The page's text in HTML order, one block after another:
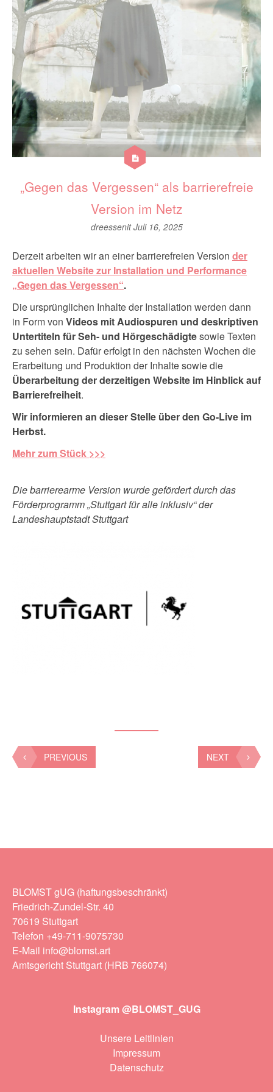
„Gegen das Vergessen“ als barrierefreie
Version im Netz
dreessenitJuli 16, 2025
Derzeit arbeiten wir an einer barrierefreien Version der
aktuellen Website zur Installation und Performance
„Gegen das Vergessen“.
Die ursprünglichen Inhalte der Installation werden dann
in Form von Videos mit Audiospuren und deskriptiven
Untertiteln für Seh- und Hörgeschädigtesowie Texten
zu sehen sein. Dafür erfolgt in den nächsten Wochen die
Erarbeitung und Produktion der Inhalte sowie die
Überarbeitung der derzeitigen Website im Hinblick auf
Barrierefreiheit.
Wir informieren an dieser Stelle über den Go-Live im
Herbst.
Mehr zum Stück >>>
Die barrierearme Version wurde gefördert durch das
Förderprogramm „Stuttgart für alle inklusiv“ der
Landeshauptstadt Stuttgart
PREVIOUS NEXT
BLOMST gUG (haftungsbeschränkt)
Friedrich-Zundel-Str. 40
70619 Stuttgart
Telefon +49-711-9075730
E-Mail info@blomst.art
Amtsgericht Stuttgart (HRB 766074)
Instagram @BLOMST_GUG
Unsere Leitlinien
Impressum
Datenschutz